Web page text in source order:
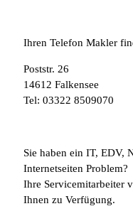
Ihren Telefon Makler
Poststr. 26
14612 Falkensee
Tel: 03322 8509070
Sie haben ein IT, EDV,
Internetseiten Problem?
Ihre Servicemitarbeiter
Ihnen zu Verfügung.